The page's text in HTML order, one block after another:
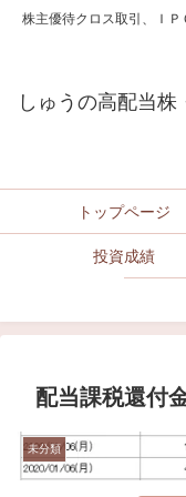
株主優待クロス取引、Ｉ
しゅうの高配当
トップページ
投資成績
配当課税還付
未分類